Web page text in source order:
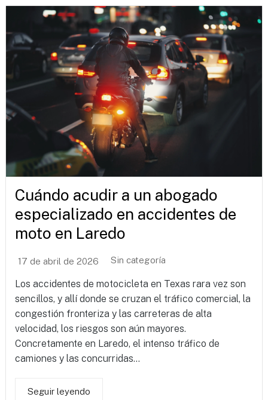
Cuándo acudir a un abogado
especializado en accidentes de
moto en Laredo
17 de abril de 2026 Sin categoría
Los accidentes de motocicleta en Texas rara vez son
sencillos, y allí donde se cruzan el tráfico comercial, la
congestión fronteriza y las carreteras de alta
velocidad, los riesgos son aún mayores.
Concretamente en Laredo, el intenso tráfico de
camiones y las concurridas...
Seguir leyendo